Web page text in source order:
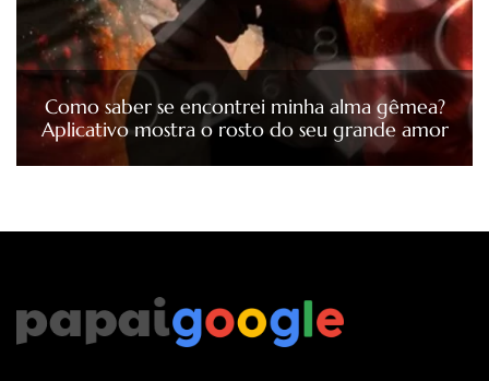
Como saber se encontrei minha alma gêmea?
Aplicativo mostra o rosto do seu grande amor